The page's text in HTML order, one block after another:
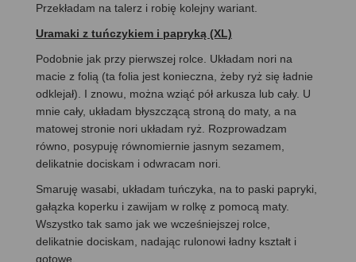
Przekładam na talerz i robię kolejny wariant.
Uramaki z tuńczykiem i papryką (XL)
Podobnie jak przy pierwszej rolce. Układam nori na
macie z folią (ta folia jest konieczna, żeby ryż się ładnie
odklejał). I znowu, można wziąć pół arkusza lub cały. U
mnie cały, układam błyszczącą stroną do maty, a na
matowej stronie nori układam ryż. Rozprowadzam
równo, posypuję równomiernie jasnym sezamem,
delikatnie dociskam i odwracam nori.
Smaruję wasabi, układam tuńczyka, na to paski papryki,
gałązka koperku i zawijam w rolkę z pomocą maty.
Wszystko tak samo jak we wcześniejszej rolce,
delikatnie dociskam, nadając rulonowi ładny kształt i
gotowe.